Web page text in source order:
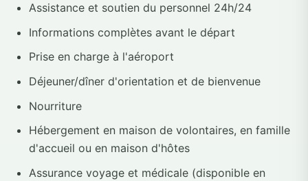
Assistance et soutien du personnel 24h/24
Informations complètes avant le départ
Prise en charge à l'aéroport
Déjeuner/dîner d'orientation et de bienvenue
Nourriture
Hébergement en maison de volontaires, en famille
d'accueil ou en maison d'hôtes
Assurance voyage et médicale (disponible en